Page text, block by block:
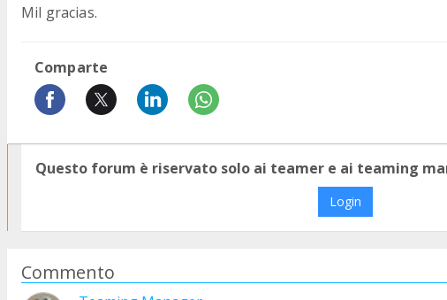
Mil gracias.
Comparte
Questo forum è riservato solo ai teamer e ai teaming
Login
Commento